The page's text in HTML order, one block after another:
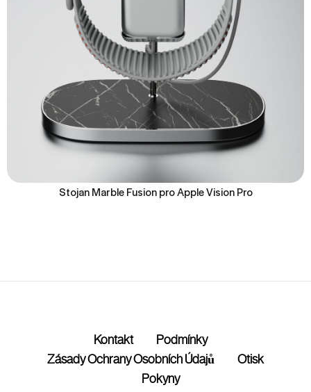
Stojan Marble Fusion pro Apple Vision Pro
Kontakt
Podmínky
Zásady Ochrany Osobních Údajů
Otisk
Pokyny